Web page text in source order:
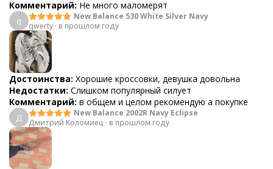
Комментарий: Не много маломерят
q
New Balance 530 White Silver Navy
qwerty · в прошлом году
Достоинства: Хорошие кроссовки, девушка довольна
Недостатки: Слишком популярный силует
Комментарий: в общем и целом рекомендую а покупке
Д
New Balance 2002R Navy Eclipse
Дмитрий Коломиец · в прошлом году